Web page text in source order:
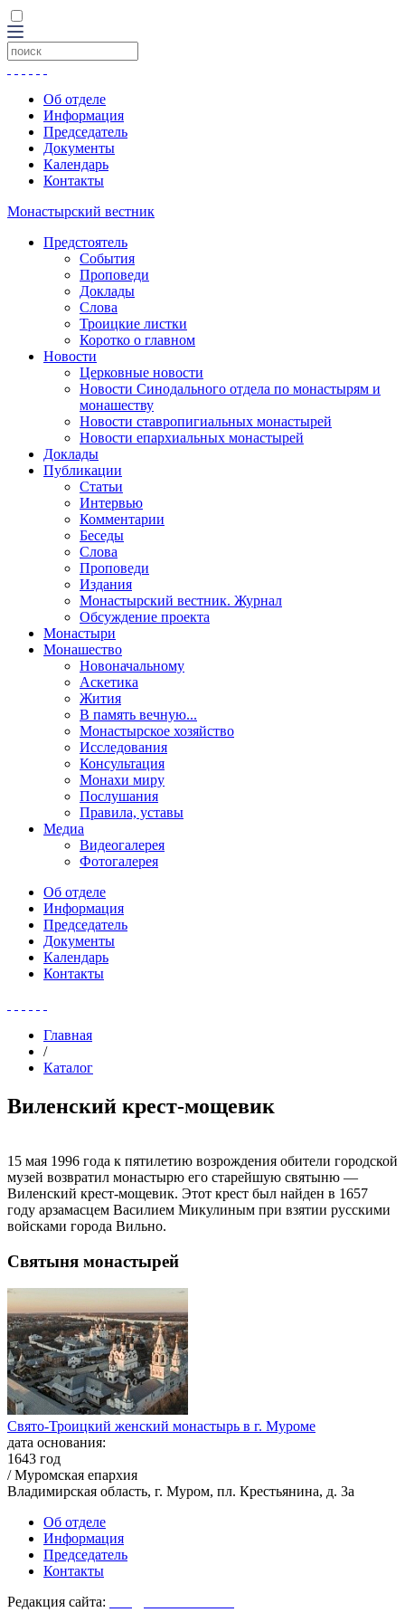
Об отделе
Информация
Председатель
Документы
Календарь
Контакты
Монастырский вестник
Предстоятель
События
Проповеди
Доклады
Слова
Троицкие листки
Коротко о главном
Новости
Церковные новости
Новости Синодального отдела по монастырям и
монашеству
Новости ставропигиальных монастырей
Новости епархиальных монастырей
Доклады
Публикации
Статьи
Интервью
Комментарии
Беседы
Слова
Проповеди
Издания
Монастырский вестник. Журнал
Обсуждение проекта
Монастыри
Монашество
Новоначальному
Аскетика
Жития
В память вечную...
Монастырское хозяйство
Исследования
Консультация
Монахи миру
Послушания
Правила, уставы
Медиа
Видеогалерея
Фотогалерея
Об отделе
Информация
Председатель
Документы
Календарь
Контакты
Главная
/
Каталог
Виленский крест-мощевик
15 мая 1996 года к пятилетию возрождения обители городской
музей возвратил монастырю его старейшую святыню —
Виленский крест-мощевик. Этот крест был найден в 1657
году арзамасцем Василием Микулиным при взятии русскими
войсками города Вильно.
Святыня монастырей
Свято-Троицкий женский монастырь в г. Муроме
дата основания:
1643 год
/ Муромская епархия
Владимирская область, г. Муром, пл. Крестьянина, д. 3а
Об отделе
Информация
Председатель
Контакты
Редакция сайта: